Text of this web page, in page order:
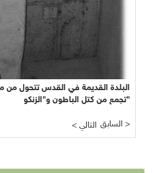
البلدة القديمة في القدس تتحول من
تجمع من كتل الباطون و"الزنكو"
< التالي السابق >